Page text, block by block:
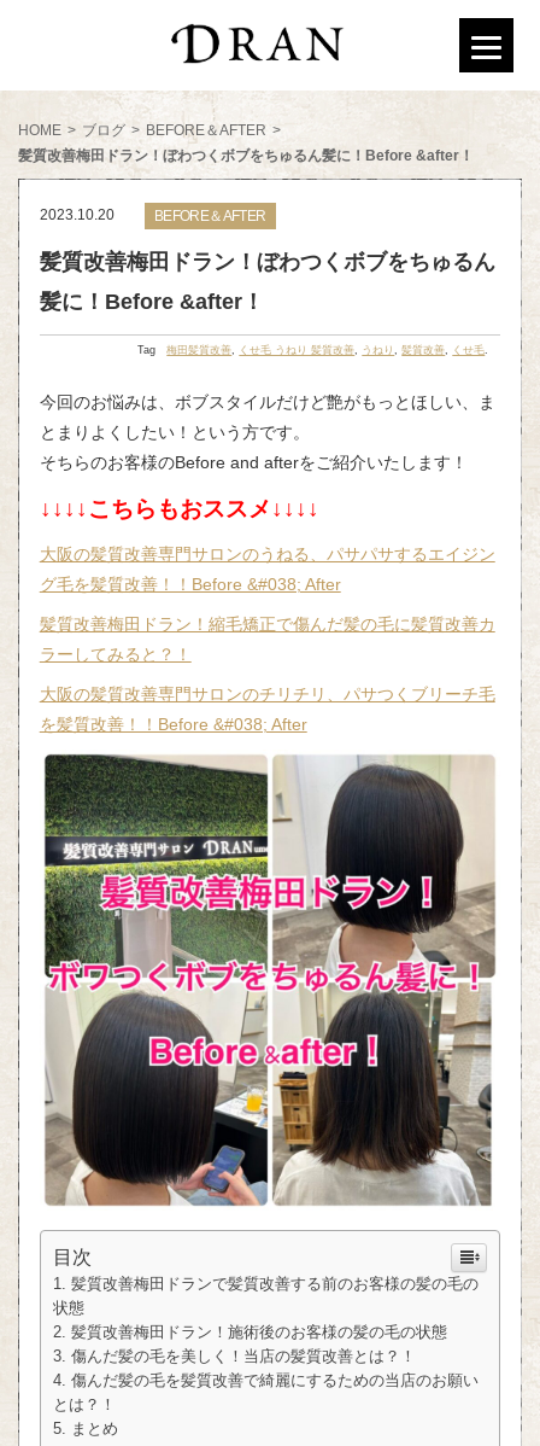
HOME > ブログ > BEFORE＆AFTER >
髪質改善梅田ドラン！ぼわつくボブをちゅるん髪に！Before &after！
2023.10.20 BEFORE＆AFTER
髪質改善梅田ドラン！ぼわつくボブをちゅるん
髪に！Before &after！
Tag梅田髪質改善 くせ毛 うねり 髪質改善 うねり ,髪質改善 くせ毛
今回のお悩みは、ボブスタイルだけど艶がもっとほしい、ま
とまりよくしたい！という方です。
そちらのお客様のBefore and afterをご紹介いたします！
↓↓↓↓こちらもおススメ↓↓↓↓
大阪の髪質改善専門サロンのうねる、パサパサするエイジン
グ毛を髪質改善！！Before &#038; After
髪質改善梅田ドラン！縮毛矯正で傷んだ髪の毛に髪質改善カ
ラーしてみると？！
大阪の髪質改善専門サロンのチリチリ、パサつくブリーチ毛
を髪質改善！！Before &#038; After
目次
髪質改善梅田ドランで髪質改善する前のお客様の髪の毛の
状態
髪質改善梅田ドラン！施術後のお客様の髪の毛の状態
傷んだ髪の毛を美しく！当店の髪質改善とは？！
傷んだ髪の毛を髪質改善で綺麗にするための当店のお願い
とは？！
まとめ